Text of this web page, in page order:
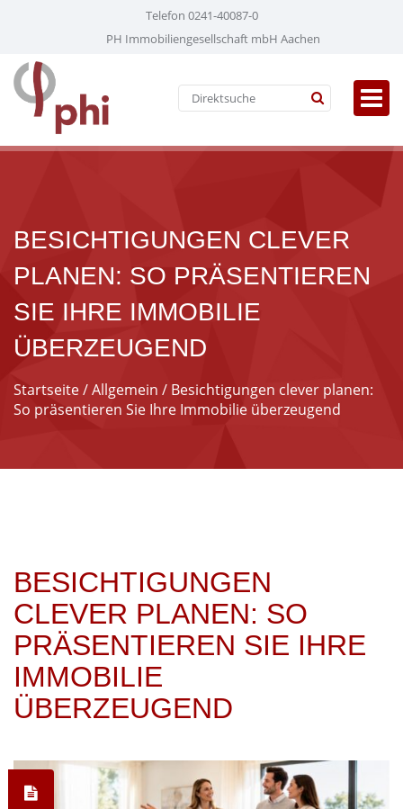
Telefon 0241-40087-0
PH Immobiliengesellschaft mbH Aachen
BESICHTIGUNGEN CLEVER
PLANEN: SO PRÄSENTIEREN
SIE IHRE IMMOBILIE
ÜBERZEUGEND
Startseite/Allgemein / Besichtigungen clever planen:
So präsentieren Sie Ihre Immobilie überzeugend
BESICHTIGUNGEN
CLEVER PLANEN: SO
PRÄSENTIEREN SIE IHRE
IMMOBILIE
ÜBERZEUGEND